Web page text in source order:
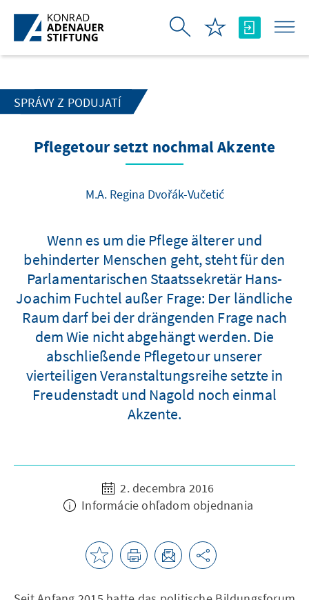
Skip to Main Content
SPRÁVY Z PODUJATÍ
Pflegetour setzt nochmal Akzente
M.A. Regina Dvořák-Vučetić
Wenn es um die Pflege älterer und
behinderter Menschen geht, steht für den
Parlamentarischen Staatssekretär Hans-
Joachim Fuchtel außer Frage: Der ländliche
Raum darf bei der drängenden Frage nach
dem Wie nicht abgehängt werden. Die
abschließende Pflegetour unserer
vierteiligen Veranstaltungsreihe setzte in
Freudenstadt und Nagold noch einmal
Akzente.
2. decembra 2016
Informácie ohľadom objednania